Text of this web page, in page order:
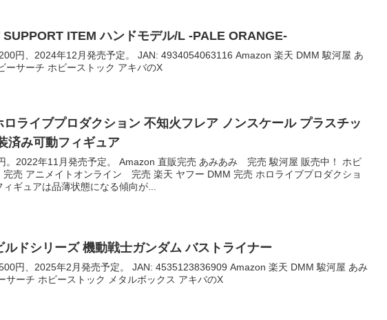
SUPPORT ITEM ハンドモデル/L -PALE ORANGE-
円、2024年12月発売予定。 JAN: 4934054063116 Amazon 楽天 DMM 駿河屋 あ
ーサーチ ホビーストック アキバのX
ライブプロダクション 不知火フレア ノンスケール プラスチッ
済み可動フィギュア
。2022年11月発売予定。 Amazon 直販完売 あみあみ 完売 駿河屋 販売中！ ホビ
売 アニメイトオンライン 完売 楽天 ヤフー DMM 完売 ホロライブプロダクショ
ィギュアは品薄状態になる傾向が...
ルドシリーズ 機動戦士ガンダム バストライナー
円、2025年2月発売予定。 JAN: 4535123836909 Amazon 楽天 DMM 駿河屋 あみ
サーチ ホビーストック メタルボックス アキバのX